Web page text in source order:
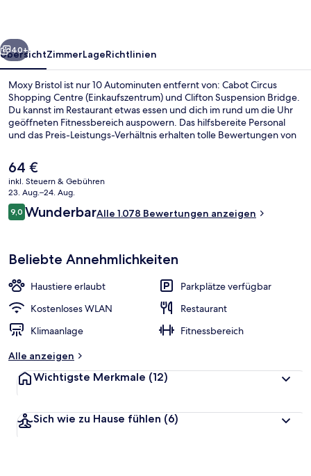
Weiter
40+
ÜbersichtZimmerLageRichtlinien
Moxy Bristol ist nur 10 Autominuten entfernt von: Cabot Circus
Shopping Centre (Einkaufszentrum) und Clifton Suspension Bridge.
Du kannst im Restaurant etwas essen und dich im rund um die Uhr
geöffneten Fitnessbereich auspowern. Das hilfsbereite Personal
und das Preis-Leistungs-Verhältnis erhalten tolle Bewertungen von
Der
aktuelle
Preis
beträgt
64 €.
64 €
inkl. Steuern & Gebühren
23. Aug.–24. Aug.
Bewertungen
9,09,0 von 10.
WunderbarAlle 1.078 Bewertungen anzeigen
Beliebte Annehmlichkeiten
Haustiere erlaubt
Parkplätze verfügbar
Kostenloses WLAN
Restaurant
Klimaanlage
Fitnessbereich
Alle anzeigen
Wichtigste Merkmale (12)
Sich wie zu Hause fühlen (6)